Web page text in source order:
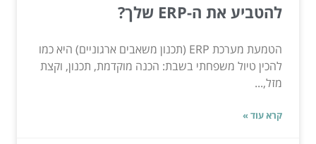
להטביע את ה-ERP שלך?
הטמעת מערכת ERP (תכנון משאבים ארגוניים) היא כמו
להכין טיול משפחתי בשבת: הכנה מוקדמת, תכנון, וקצת
מזל,...
קרא עוד »